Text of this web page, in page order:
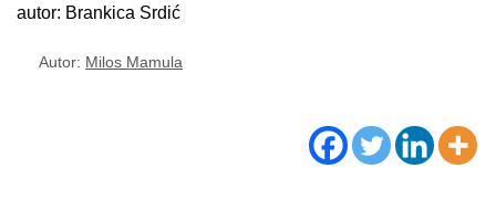
autor: Brankica Srdić
Autor: Milos Mamula